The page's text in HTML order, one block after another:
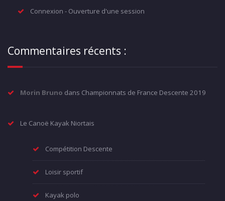
Connexion - Ouverture d'une session
Commentaires récents :
Morin Bruno dans Championnats de France Descente 2019
Le Canoë Kayak Niortais
Compétition Descente
Loisir sportif
Kayak polo